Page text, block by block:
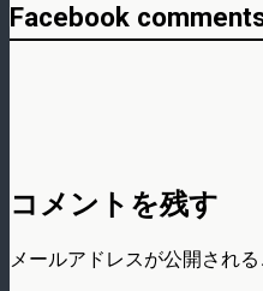
Facebook
コメントを残す
メールアドレスが公開される